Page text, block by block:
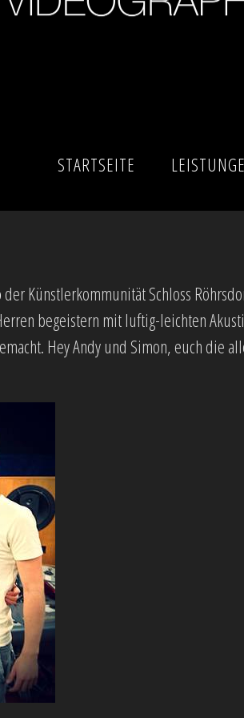
STARTSEITE
der Künstlerkommunität Schloss
begeistern mit luftig-leichten
Hey Andy und Simon, euch die